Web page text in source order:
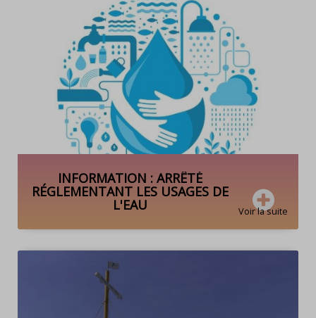
INFORMATION : ARRÊTÉ
RÉGLEMENTANT LES USAGES DE
L'EAU Voir la suite